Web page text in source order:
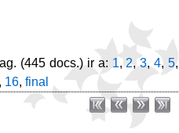
(445 docs.) ir a: 1,2,3,4,5,
, 16, final